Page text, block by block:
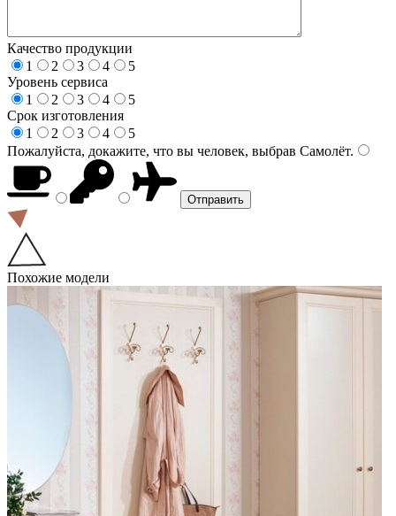
Качество продукции
1
2 3 4
5
Уровень сервиса
1
2 3 4
5
Срок изготовления
1
2 3 4
5
Пожалуйста, докажите, что вы человек, выбрав Самолёт.
Похожие модели